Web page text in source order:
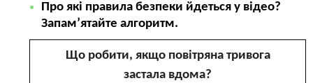
Про які правила безпеки йдеться у відео?
Запам’ятайте алгоритм.
Що робити, якщо повітряна тривога
застала вдома?